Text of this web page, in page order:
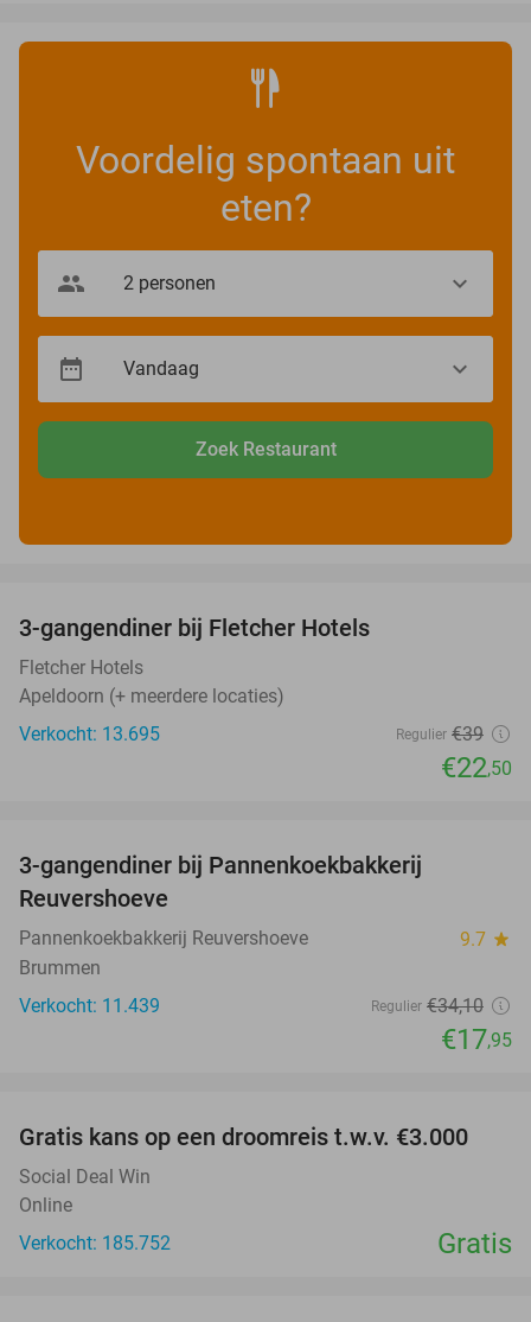
Voordelig spontaan uit
eten?
Zoek Restaurant
3-gangendiner bij Fletcher Hotels
Fletcher Hotels
Apeldoorn (+ meerdere locaties)
Verkocht: 13.695
Regulier €39
€22,50
3-gangendiner bij Pannenkoekbakkerij
Reuvershoeve
Pannenkoekbakkerij Reuvershoeve 9.7 star
Brummen
Verkocht: 11.439
Regulier €34,10
€17,95
Gratis kans op een droomreis t.w.v. €3.000
Social Deal Win
Online
Verkocht: 185.752
Gratis